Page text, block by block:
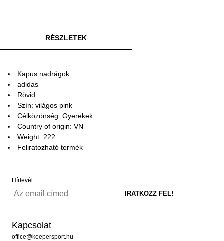
RÉSZLETEK
Kapus nadrágok
adidas
Rövid
Szín: világos pink
Célközönség: Gyerekek
Country of origin: VN
Weight: 222
Feliratozható termék
Hírlevél
Kapcsolat
office@keepersport.hu